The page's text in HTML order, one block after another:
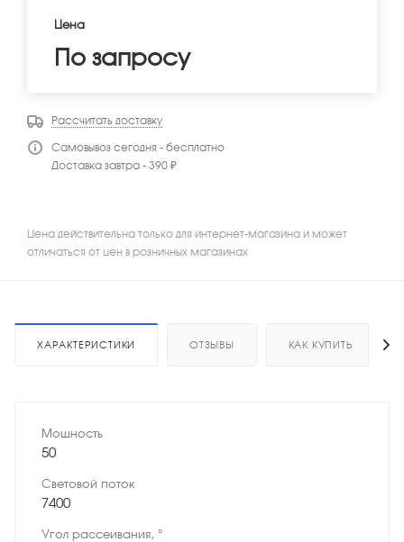
Цена
По запросу
Рассчитать доставку
Самовывоз сегодня - бесплатно
Доставка завтра - 390 ₽
Цена действительна только для интернет-магазина и может
отличаться от цен в розничных магазинах
ХАРАКТЕРИСТИКИ ОТЗЫВЫ КАК КУПИТЬ
Мощность
50
Световой поток
7400
Угол рассеивания, °